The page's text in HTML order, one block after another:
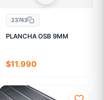
23743
PLANCHA OSB 9MM
$11.990